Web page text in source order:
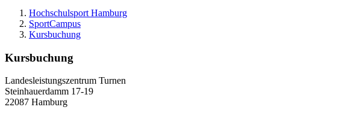
Hochschulsport Hamburg
SportCampus
Kursbuchung
Kursbuchung
Landesleistungszentrum Turnen
Steinhauerdamm 17-19
22087 Hamburg